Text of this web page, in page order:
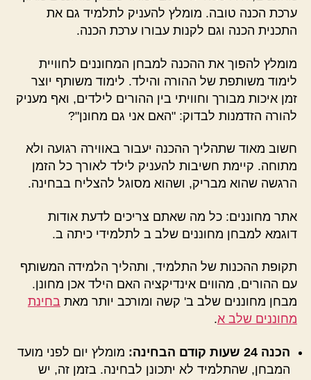
ערכת הכנה טובה. מומלץ להעניק לתלמיד גם את
התכנית הכנה וגם לקנות עבורו ערכת הכנה.
מומלץ להפוך את ההכנה למבחן המחוננים לחוויית
לימוד משותפת של ההורה והילד. לימוד משותף יוצר
זמן איכות מבורך וחוויתי בין ההורים לילדים, ואף מעניק
להורה הזדמנות לבדוק: "האם אני גם מחונן"?
חשוב מאוד שתהליך ההכנה יעבור באווירה רגועה ולא
מתוחה. קיימת חשיבות להעניק לילד לאורך כל הזמן
הרגשה שהוא מבריק, ושהוא מסוגל להצליח בבחינה.
אתר מחוננים: כל מה שאתם צריכים לדעת אודות
דוגמא למבחן מחוננים שלב ב לתלמידי כיתה ב.
תקופת ההכנות של התלמיד, ותהליך הלמידה המשותף
עם ההורים, מהווים אינדיקציה האם הילד אכן מחונן.
מבחן מחוננים שלב ב' קשה ומורכב יותר מאת בחינת
מחוננים שלב א.
הכנה 24 שעות קודם הבחינה:
מומלץ יום לפני מועד
המבחן, שהתלמיד לא יתכונן לבחינה. בזמן זה, יש